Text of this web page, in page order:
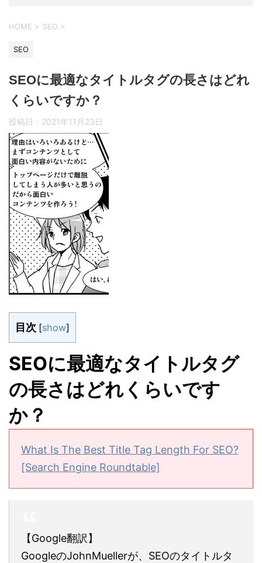
HOME > SEO >
SEO
SEOに最適なタイトルタグの長さはどれ
くらいですか？
投稿日： 2021年11月23日
目次 [show]
SEOに最適なタイトルタグ
の長さはどれくらいです
か？
What Is The Best Title Tag Length For SEO?
[Search Engine Roundtable]
【Google翻訳】
GoogleのJohnMuellerが、SEOのタイトルタ